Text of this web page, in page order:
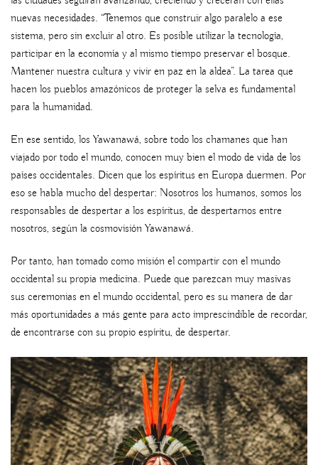
nuevas necesidades. “Tenemos que construir algo paralelo a ese
sistema, pero sin excluir al otro. Es posible utilizar la tecnología,
participar en la economía y al mismo tiempo preservar el bosque.
Mantener nuestra cultura y vivir en paz en la aldea”. La tarea que
hacen los pueblos amazónicos de proteger la selva es fundamental
para la humanidad.
En ese sentido, los Yawanawá, sobre todo los chamanes que han
viajado por todo el mundo, conocen muy bien el modo de vida de los
países occidentales. Dicen que los espíritus en Europa duermen. Por
eso se habla mucho del despertar: Nosotros los humanos, somos los
responsables de despertar a los espíritus, de despertarnos entre
nosotros, según la cosmovisión Yawanawá.
Por tanto, han tomado como misión el compartir con el mundo
occidental su propia medicina. Puede que parezcan muy masivas
sus ceremonias en el mundo occidental, pero es su manera de dar
más oportunidades a más gente para acto imprescindible de recordar,
de encontrarse con su propio espíritu, de despertar.